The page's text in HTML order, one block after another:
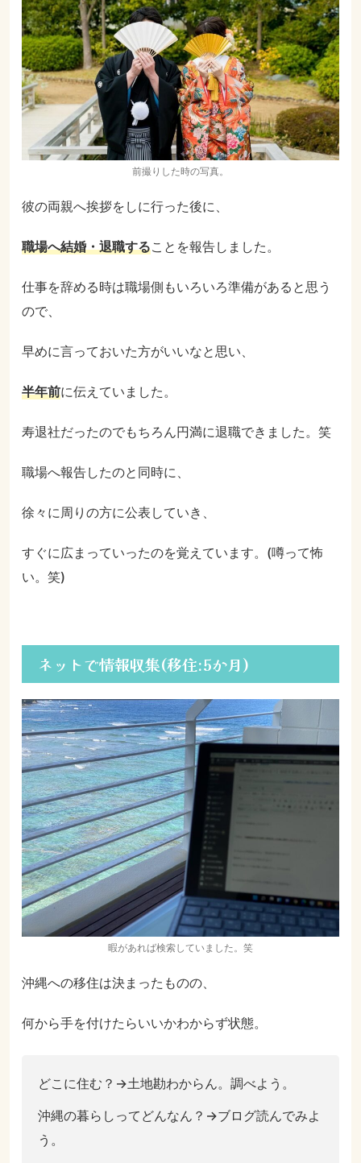
前撮りした時の写真。
彼の両親へ挨拶をしに行った後に、
職場へ結婚・退職することを報告しました。
仕事を辞める時は職場側もいろいろ準備があると思う
ので、
早めに言っておいた方がいいなと思い、
半年前に伝えていました。
寿退社だったのでもちろん円満に退職できました。笑
職場へ報告したのと同時に、
徐々に周りの方に公表していき、
すぐに広まっていったのを覚えています。(噂って怖
い。笑)
ネットで情報収集(移住:5か月)
暇があれば検索していました。笑
沖縄への移住は決まったものの、
何から手を付けたらいいかわからず状態。
どこに住む？→土地勘わからん。調べよう。
沖縄の暮らしってどんなん？→ブログ読んでみよ
う。